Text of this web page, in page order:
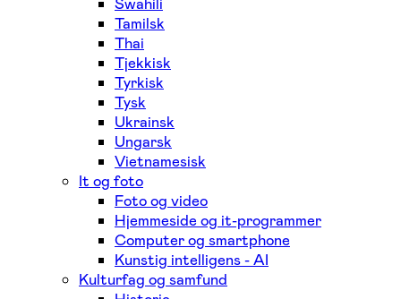
Tamilsk
Thai
Tjekkisk
Tyrkisk
Tysk
Ukrainsk
Ungarsk
Vietnamesisk
It og foto
Foto og video
Hjemmeside og it-programmer
Computer og smartphone
Kunstig intelligens - AI
Kulturfag og samfund